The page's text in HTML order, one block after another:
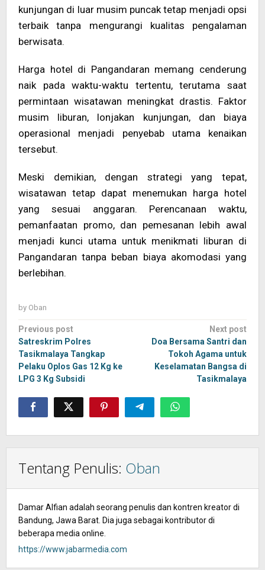
kunjungan di luar musim puncak tetap menjadi opsi
terbaik tanpa mengurangi kualitas pengalaman
berwisata.
Harga hotel di Pangandaran memang cenderung
naik pada waktu-waktu tertentu, terutama saat
permintaan wisatawan meningkat drastis. Faktor
musim liburan, lonjakan kunjungan, dan biaya
operasional menjadi penyebab utama kenaikan
tersebut.
Meski demikian, dengan strategi yang tepat,
wisatawan tetap dapat menemukan harga hotel
yang sesuai anggaran. Perencanaan waktu,
pemanfaatan promo, dan pemesanan lebih awal
menjadi kunci utama untuk menikmati liburan di
Pangandaran tanpa beban biaya akomodasi yang
berlebihan.
by Oban
Post
navigation
Previous post
Satreskrim Polres
Tasikmalaya Tangkap
Pelaku Oplos Gas 12 Kg ke
LPG 3 Kg Subsidi
Next post
Doa Bersama Santri dan
Tokoh Agama untuk
Keselamatan Bangsa di
Tasikmalaya
Tentang Penulis: Oban
Damar Alfian adalah seorang penulis dan kontren kreator di
Bandung, Jawa Barat. Dia juga sebagai kontributor di
beberapa media online.
https://www.jabarmedia.com